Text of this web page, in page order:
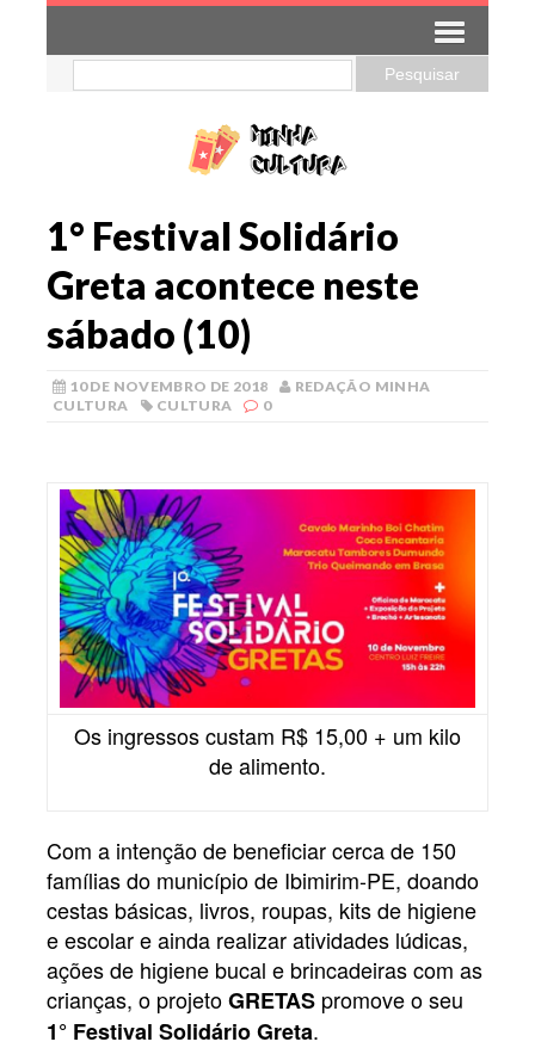
1° Festival Solidário
Greta acontece neste
sábado (10)
10 DE NOVEMBRO DE 2018
REDAÇÃO MINHA
CULTURA
CULTURA 0
Os ingressos custam R$ 15,00 + um kilo
de alimento.
Com a intenção de beneficiar cerca de 150
famílias do município de Ibimirim-PE, doando
cestas básicas, livros, roupas, kits de higiene
e escolar e ainda realizar atividades lúdicas,
ações de higiene bucal e brincadeiras com as
crianças, o projetoGRETAS promove o seu
1° Festival Solidário Greta.